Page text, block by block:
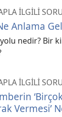
İLGİLİ
Anlama
nedir? Bir
İLGİLİ
Vermesi’